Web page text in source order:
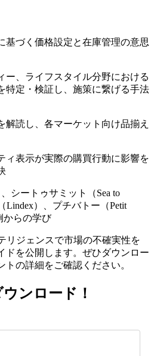
基づく価格設定と在庫管理の意思
ー、ライフスタイル分野における
特定・検証し、施策に繋げる手法
解読し、各マーケット向け品揃え
ィ表示が実際の購買行動に影響を
シートゥサミット（Sea to
Lindex）、プチバトー（Petit
からの学び
リジェンスで市場の不確実性を
ドを公開します。ぜひダウンロー
トの詳細をご確認ください。
ンロード！